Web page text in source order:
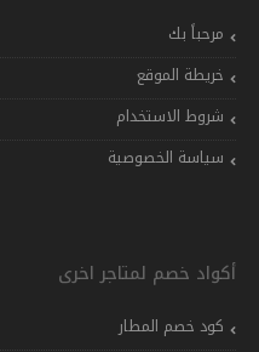
مرحباً بك
خريطة الموقع
شروط الاستخدام
سياسة الخصوصية
أكواد خصم لمتاجر اخرى
كود خصم المطار